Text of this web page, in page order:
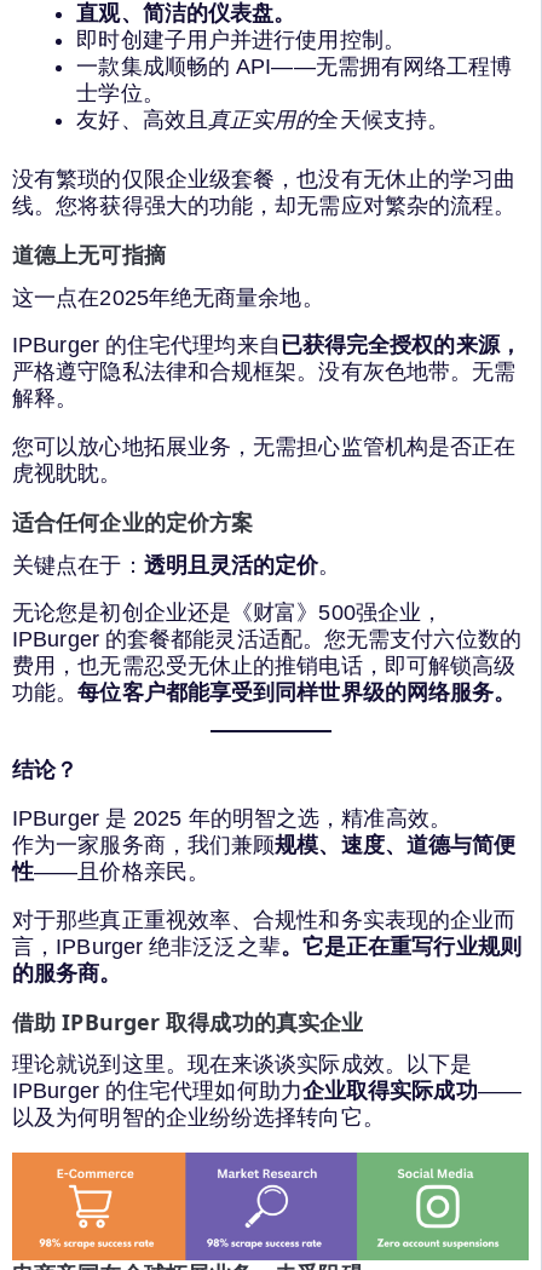
直观、简洁的仪表盘。
即时创建子用户并进行使用控制。
一款集成顺畅的 API——无需拥有网络工程博
士学位。
友好、高效且 真正实用的全天候支持。
没有繁琐的仅限企业级套餐，也没有无休止的学习曲
线。您将获得强大的功能，却无需应对繁杂的流程。
道德上无可指摘
这一点在2025年绝无商量余地。
IPBurger 的住宅代理均来自 已获得完全授权的来源，
严格遵守隐私法律和合规框架。没有灰色地带。无需
解释。
您可以放心地拓展业务，无需担心监管机构是否正在
虎视眈眈。
适合任何企业的定价方案
关键点在于： 透明且灵活的定价。
无论您是初创企业还是《财富》500强企业，
IPBurger 的套餐都能灵活适配。您无需支付六位数的
费用，也无需忍受无休止的推销电话，即可解锁高级
功能。每位客户都能享受到同样世界级的网络服务。
结论？
IPBurger 是 2025 年的明智之选，精准高效。
作为一家服务商，我们兼顾规模、速度、道德与简便
性——且价格亲民。
对于那些真正重视效率、合规性和务实表现的企业而
言，IPBurger 绝非泛泛之辈。它是正在重写行业规则
的服务商。
借助 IPBurger 取得成功的真实企业
理论就说到这里。现在来谈谈实际成效。以下是
IPBurger 的住宅代理如何助力企业取得实际成功——
以及为何明智的企业纷纷选择转向它。